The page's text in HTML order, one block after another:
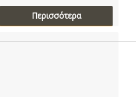
Περισσότερα